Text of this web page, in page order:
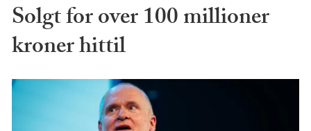
Solgt for over 100 millioner
kroner hittil